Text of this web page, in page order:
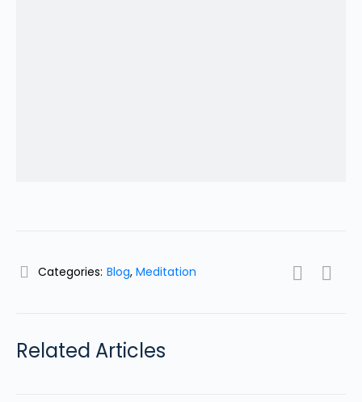
Categories: Blog, Meditation
Related Articles